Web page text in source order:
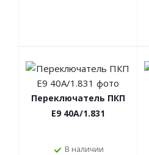
Переключатель ПКП
Е9 40А/1.831
В наличии